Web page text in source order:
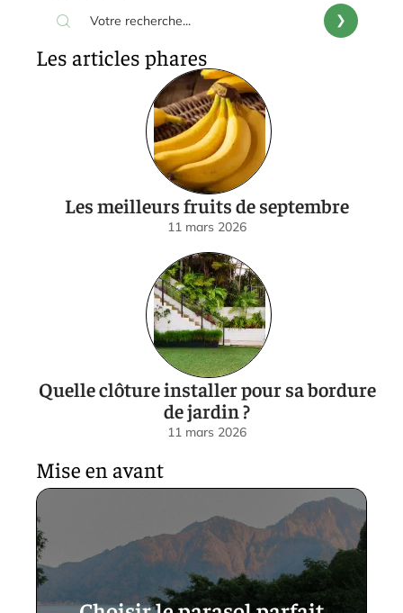
Les articles phares
Les meilleurs fruits de septembre
11 mars 2026
Quelle clôture installer pour sa bordure
de jardin ?
11 mars 2026
Mise en avant